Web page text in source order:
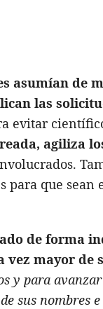
asumían de
las
evitar
agiliza
para que sean
de forma
mayor de
y para
sus nombres